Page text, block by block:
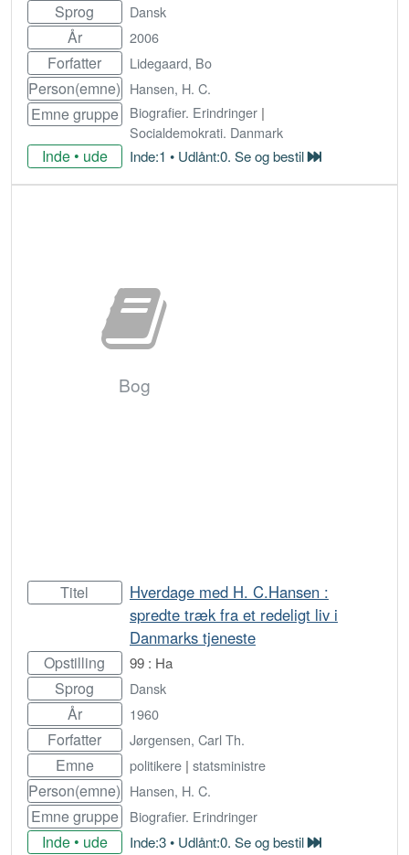
Sprog Dansk
År 2006
Forfatter Lidegaard, Bo
Person(emne) Hansen, H. C.
Emne gruppe Biografier. Erindringer |
Socialdemokrati. Danmark
Inde • ude Inde:1 • Udlånt:0. Se og bestil
Bestil
Bog
Titel
Hverdage med H. C.Hansen :
spredte træk fra et redeligt liv i
Danmarks tjeneste
Opstilling 99 : Ha
Sprog Dansk
År 1960
Forfatter Jørgensen, Carl Th.
Emne politikere | statsministre
Person(emne) Hansen, H. C.
Emne gruppe Biografier. Erindringer
Inde • ude Inde:3 • Udlånt:0. Se og bestil